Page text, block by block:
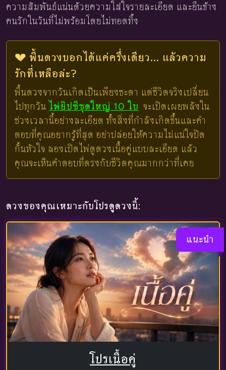
ความสัมพันธ์แน่นด้วยความใส่ใจรายละเอียด และยืนข้าง
คนรักในวันที่ไม่พร้อมโดยไม่ทอดทิ้ง
💔 พื้นดวงบอกได้แค่ครึ่งเดียว... แล้วความ
รักที่เหลือล่ะ?
พื้นดวงจากวันเกิดเป็นเพียงชะตา แต่ชีวิตจริงเปลี่ยน
ไปทุกวัน ไพ่ยิปซีชุดใหญ่ 10 ใบ จะเปิดเผยพลังใน
ช่วงเวลานี้อย่างละเอียด ทั้งสิ่งที่กำลังเกิดขึ้นและคำ
ตอบที่คุณอยากรู้ที่สุด อย่าปล่อยให้ความไม่แน่ใจปิด
กั้นหัวใจ ลองเปิดไพ่ดูดวงเนื้อคู่แบบละเอียด แล้ว
คุณจะเห็นคำตอบที่ตรงกับชีวิตคุณมากกว่าที่เคย
ดวงของคุณเหมาะกับโปรดูดวงนี้:
แนะนำ
โปรเนื้อคู่